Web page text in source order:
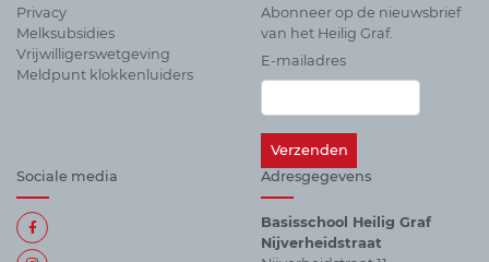
Privacy
Melksubsidies
Vrijwilligerswetgeving
Meldpunt klokkenluiders
Abonneer op de nieuwsbrief
van het Heilig Graf.
E-mailadres
Sociale media Adresgegevens
Basisschool Heilig Graf
Nijverheidstraat